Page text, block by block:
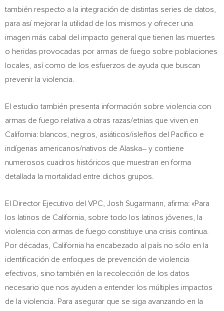
también respecto a la integración de distintas series de datos,
para así mejorar la utilidad de los mismos y ofrecer una
imagen más cabal del impacto general que tienen las muertes
o heridas provocadas por armas de fuego sobre poblaciones
locales, así como de los esfuerzos de ayuda que buscan
prevenir la violencia.
El estudio también presenta información sobre violencia con
armas de fuego relativa a otras razas/etnias que viven en
California: blancos, negros, asiáticos/isleños del Pacífico e
indígenas americanos/nativos de Alaska– y contiene
numerosos cuadros históricos que muestran en forma
detallada la mortalidad entre dichos grupos.
El Director Ejecutivo del VPC, Josh Sugarmann , afirma: «Para
los latinos de California , sobre todo los latinos jóvenes, la
violencia con armas de fuego constituye una crisis continua.
Por décadas, California ha encabezado al país no sólo en la
identificación de enfoques de prevención de violencia
efectivos, sino también en la recolección de los datos
necesario que nos ayuden a entender los múltiples impactos
de la violencia. Para asegurar que se siga avanzando en la